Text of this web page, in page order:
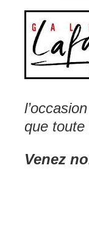
que toute
Venez